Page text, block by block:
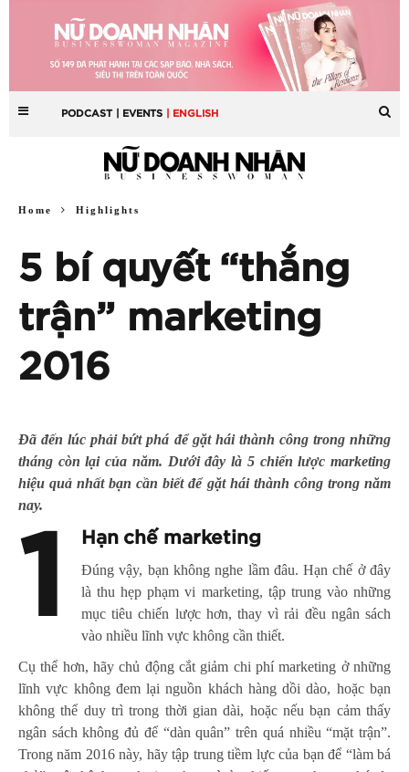
PODCAST | EVENTS | ENGLISH
Home Highlights
5 bí quyết “thắng
trận” marketing
2016
Đã đến lúc phải bứt phá để gặt hái thành công trong những
tháng còn lại của năm. Dưới đây là 5 chiến lược marketing
hiệu quả nhất bạn cần biết để gặt hái thành công trong năm
nay.
1 Hạn chế marketing
Đúng vậy, bạn không nghe lầm đâu. Hạn chế ở đây
là thu hẹp phạm vi marketing, tập trung vào những
mục tiêu chiến lược hơn, thay vì rải đều ngân sách
vào nhiều lĩnh vực không cần thiết.
Cụ thể hơn, hãy chủ động cắt giảm chi phí marketing ở những
lĩnh vực không đem lại nguồn khách hàng dồi dào, hoặc bạn
không thể duy trì trong thời gian dài, hoặc nếu bạn cảm thấy
ngân sách không đủ để “dàn quân” trên quá nhiều “mặt trận”.
Trong năm 2016 này, hãy tập trung tiềm lực của bạn để “làm bá